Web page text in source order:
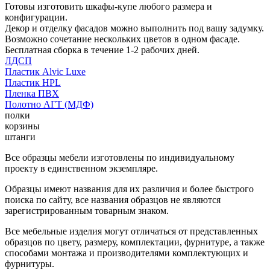
Готовы изготовить шкафы-купе любого размера и
конфигурации.
Декор и отделку фасадов можно выполнить под вашу задумку.
Возможно сочетание нескольких цветов в одном фасаде.
Бесплатная сборка в течение 1-2 рабочих дней.
ЛДСП
Пластик Alvic Luxe
Пластик HPL
Пленка ПВХ
Полотно АГТ (МДФ)
полки
корзины
штанги
Все образцы мебели изготовлены по индивидуальному
проекту в единственном экземпляре.
Образцы имеют названия для их различия и более быстрого
поиска по сайту, все названия образцов не являются
зарегистрированным товарным знаком.
Все мебельные изделия могут отличаться от представленных
образцов по цвету, размеру, комплектации, фурнитуре, а также
способами монтажа и производителями комплектующих и
фурнитуры.